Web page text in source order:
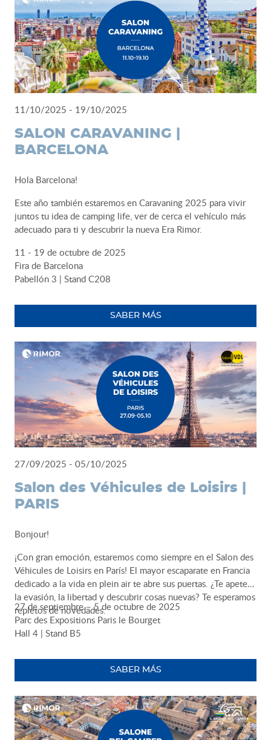
11/10/2025 - 19/10/2025
SALON CARAVANING |
BARCELONA
Hola Barcelona!
Este año también estaremos en Caravaning 2025 para vivir
juntos tu idea de camping life, ver de cerca el vehículo más
adecuado para ti y descubrir la nueva Era Rimor.
11 - 19 de octubre de 2025
Fira de Barcelona
Pabellón 3 | Stand C208
SABER MÁS
27/09/2025 - 05/10/2025
Salon des Véhicules de Loisirs |
PARIS
Bonjour!
¡Con gran emoción, estaremos como siempre en el Salon des
Véhicules de Loisirs en París! El mayor escaparate en Francia
dedicado a la vida en plein air te abre sus puertas. ¿Te apetece
la evasión, la libertad y descubrir cosas nuevas? Te esperamos
repletos de novedades.
27 de septiembre – 5 de octubre de 2025
Parc des Expositions Paris le Bourget
Hall 4 | Stand B5
SABER MÁS